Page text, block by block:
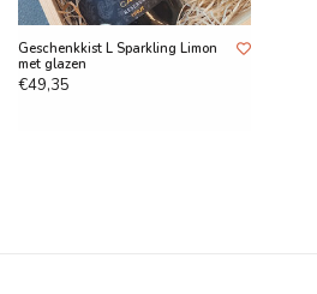
Geschenkkist L Sparkling Limon
met glazen
€49,35